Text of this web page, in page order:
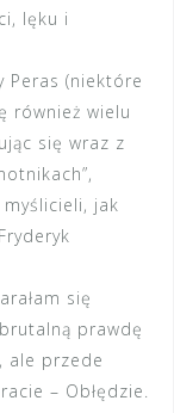
lęku i
Peras (niektóre
również wielu
się wraz z
jak
się
prawdę
ale przede
– Obłędzie.